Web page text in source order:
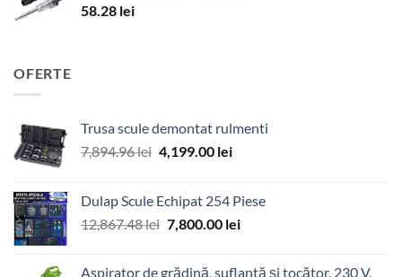
58.28 lei
OFERTE
Trusa scule demontat rulmenti
7,894.96lei Prețul
fost:
7,894.96 lei.
4,199.00 leiPrețul
4,199.00 lei.
Dulap Scule Echipat 254 Piese
12,867.48lei Prețul
7,800.00 leiPrețul
Aspirator de grădină, suflantă și tocător, 230 V,